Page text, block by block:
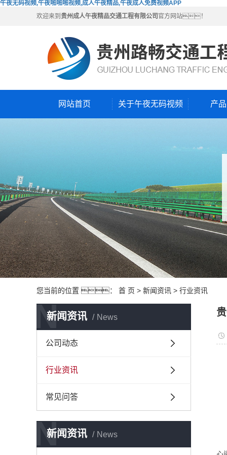
午夜无码视频,午夜啪啪啪视频,成人午夜精品,午夜成人免费视频APP
欢迎来到 贵州成人午夜精品交通工程有限公司 官方网站！
网站首页 关于午夜无码视频 产
您当前的位置 ： 首 页 > 新闻资讯 > 行业资讯
新闻资讯 News
N
公司动态
行业资讯
常见问答
新闻资讯 News
N